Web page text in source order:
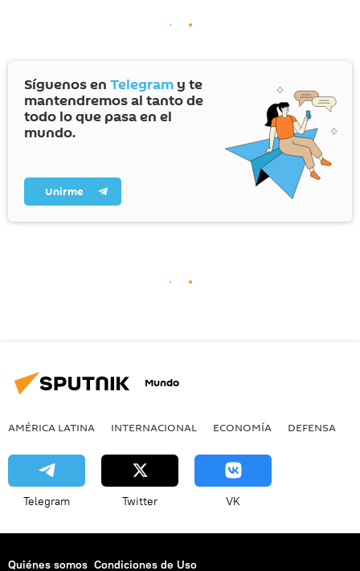
Síguenos en Telegram y te
mantendremos al tanto de
todo lo que pasa en el
mundo.
Unirme
Mundo
AMÉRICA LATINA INTERNACIONAL ECONOMÍA DEFENSA
Telegram Twitter VK
Quiénes somos Condiciones de Uso